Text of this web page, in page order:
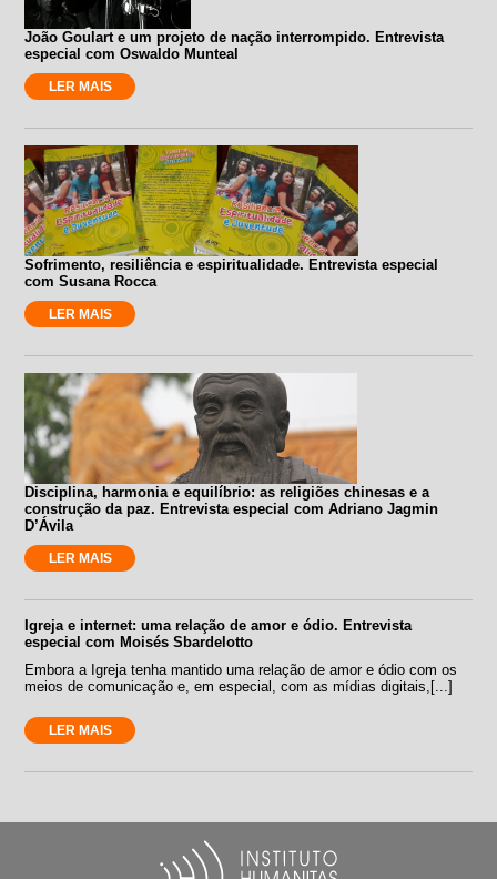
João Goulart e um projeto de nação interrompido. Entrevista
especial com Oswaldo Munteal
LER MAIS
Sofrimento, resiliência e espiritualidade. Entrevista especial
com Susana Rocca
LER MAIS
Disciplina, harmonia e equilíbrio: as religiões chinesas e a
construção da paz. Entrevista especial com Adriano Jagmin
D’Ávila
LER MAIS
Igreja e internet: uma relação de amor e ódio. Entrevista
especial com Moisés Sbardelotto
Embora a Igreja tenha mantido uma relação de amor e ódio com os
meios de comunicação e, em especial, com as mídias digitais,[...]
LER MAIS